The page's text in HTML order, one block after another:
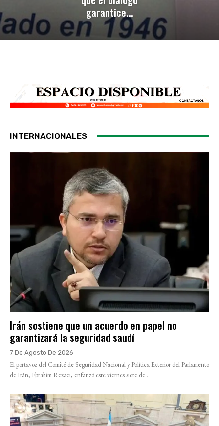
garantice...
INTERNACIONALES
Irán sostiene que un acuerdo en papel no
garantizará la seguridad saudí
7 De Agosto De 2026
El portavoz del Comité de Seguridad Nacional y Política Exterior del Parlamento
de Irán, Ebrahim Rezaei, enfatizó este viernes siete de...